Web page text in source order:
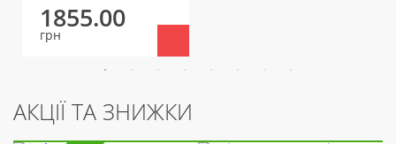
1855.00
грн
АКЦІЇ ТА ЗНИЖКИ